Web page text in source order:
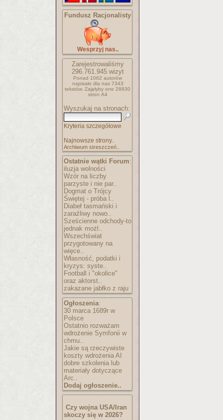
Fundusz Racjonalisty
Wesprzyj nas..
Zarejestrowaliśmy
296.761.945wizyt
Ponad 1062 autorów
napisało dla nas 7343
tekstów. Zajęłyby one 28930
stron A4
Wyszukaj na stronach:
Kryteria szczegółowe
Najnowsze strony..
Archiwum streszczeń..
Ostatnie wątki Forum:
iluzja wolności
Wzór na liczby
parzyste i nie par..
Dogmat o Trójcy
Świętej - próba l..
Diabeł tasmański i
zaraźliwy nowo..
Sześcienne odchody-to
jednak możl..
Wszechświat
przygotowany na
więce..
Własność, podatki i
kryzys: syste..
Football i "okolice"
oraz aktorst..
zakazane jabłko z raju
Ogłoszenia:
30 marca 1689r w
Polsce
Ostatnio rozważam
wdrożenie Symfonii w
chmu..
Jakie są rzeczywiste
koszty wdrożenia AI
dobre szkolenia lub
materiały dotyczące
Arc..
Dodaj ogłoszenie..
Czy wojna USA/Iran
skoczy się w 2026?